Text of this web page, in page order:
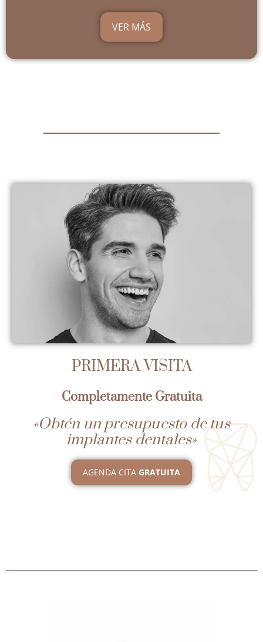
VER MÁS
PRIMERA VISITA
Completamente Gratuita
«Obtén un presupuesto de tus
implantes dentales»
AGENDA CITA GRATUITA